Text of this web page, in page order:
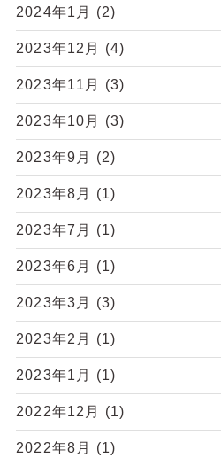
2024年1月 (2)
2023年12月 (4)
2023年11月 (3)
2023年10月 (3)
2023年9月 (2)
2023年8月 (1)
2023年7月 (1)
2023年6月 (1)
2023年3月 (3)
2023年2月 (1)
2023年1月 (1)
2022年12月 (1)
2022年8月 (1)